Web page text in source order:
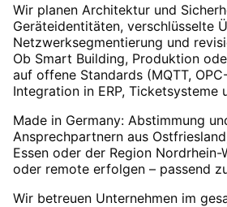
Wir planen Architektur und
Geräteidentitäten, verschlüsselte
Netzwerksegmentierung und
Ob Smart Building, Produktion
auf offene Standards (MQTT,
Integration in ERP, Ticketsysteme
Made in Germany: Abstimmung
Ansprechpartnern aus
Essen oder der Region
oder remote erfolgen – passend
Wir betreuen Unternehmen im